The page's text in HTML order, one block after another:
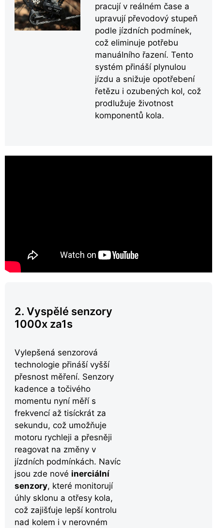
pracují v reálném čase a
upravují převodový stupeň
podle jízdních podmínek,
což eliminuje potřebu
manuálního řazení. Tento
systém přináší plynulou
jízdu a snižuje opotřebení
řetězu i ozubených kol, což
prodlužuje životnost
komponentů kola.
2. Vyspělé senzory
1000x za1s
Vylepšená senzorová
technologie přináší vyšší
přesnost měření. Senzory
kadence a točivého
momentu nyní měří s
frekvencí až tisíckrát za
sekundu, což umožňuje
motoru rychleji a přesněji
reagovat na změny v
jízdních podmínkách. Navíc
jsou zde nové inerciální
senzory, které monitorují
úhly sklonu a otřesy kola,
což zajišťuje lepší kontrolu
nad kolem i v nerovném